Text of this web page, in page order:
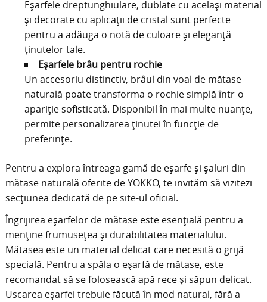
Eșarfele dreptunghiulare, dublate cu același material
și decorate cu aplicații de cristal sunt perfecte
pentru a adăuga o notă de culoare și eleganță
ținutelor tale.
Eșarfele brâu pentru rochie
Un accesoriu distinctiv, brâul din voal de mătase
naturală poate transforma o rochie simplă într-o
apariție sofisticată. Disponibil în mai multe nuanțe,
permite personalizarea ținutei în funcție de
preferințe.
Pentru a explora întreaga gamă de eșarfe și șaluri din
mătase naturală oferite de YOKKO, te invităm să vizitezi
secțiunea dedicată de pe site-ul oficial.
Îngrijirea eșarfelor de mătase este esențială pentru a
menține frumusețea și durabilitatea materialului.
Mătasea este un material delicat care necesită o grijă
specială. Pentru a spăla o eșarfă de mătase, este
recomandat să se folosească apă rece și săpun delicat.
Uscarea eșarfei trebuie făcută în mod natural, fără a